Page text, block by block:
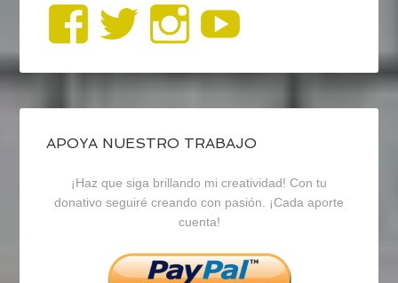
Ver
perfil
de
blogrecursosep
en
Facebook
Ver
perfil
de
recursosep
en
Twitter
Ver
perfil
de
recursosep
en
Instagram
APOYA NUESTRO TRABAJO
¡Haz que siga brillando mi creatividad! Con tu
donativo seguiré creando con pasión. ¡Cada aporte
cuenta!